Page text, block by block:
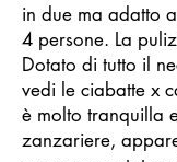
in due ma adatto
4 persone. La
Dotato di tutto il
vedi le ciabatte x
è molto tranquilla
zanzariere,